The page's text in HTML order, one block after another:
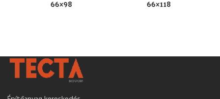
66×98 66×118